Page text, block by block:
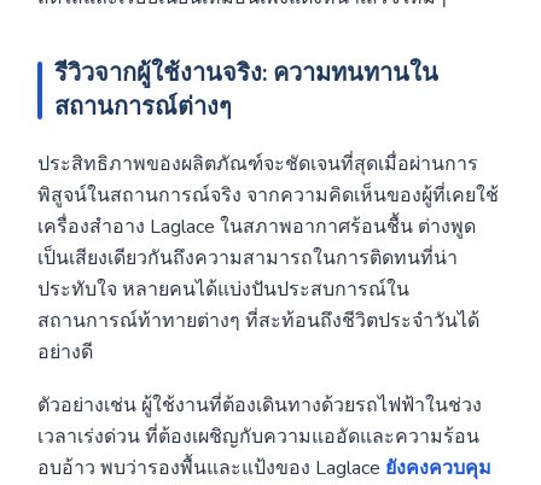
รีวิวจากผู้ใช้งานจริง: ความทนทานใน
สถานการณ์ต่างๆ
ประสิทธิภาพของผลิตภัณฑ์จะชัดเจนที่สุดเมื่อผ่านการ
พิสูจน์ในสถานการณ์จริง จากความคิดเห็นของผู้ที่เคยใช้
เครื่องสำอาง Laglace ในสภาพอากาศร้อนชื้น ต่างพูด
เป็นเสียงเดียวกันถึงความสามารถในการติดทนที่น่า
ประทับใจ หลายคนได้แบ่งปันประสบการณ์ใน
สถานการณ์ท้าทายต่างๆ ที่สะท้อนถึงชีวิตประจำวันได้
อย่างดี
ตัวอย่างเช่น ผู้ใช้งานที่ต้องเดินทางด้วยรถไฟฟ้าในช่วง
เวลาเร่งด่วน ที่ต้องเผชิญกับความแออัดและความร้อน
อบอ้าว พบว่ารองพื้นและแป้งของ Laglace ยังคงควบคุม